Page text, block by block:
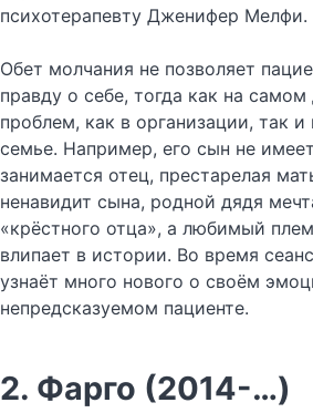
психотерапевту Дженифер Мелфи.
Обет молчания не позволяет
правду о себе, тогда как на
проблем, как в организации, так и
семье. Например, его сын не
занимается отец, престарелая
ненавидит сына, родной дядя
«крёстного отца», а любимый
влипает в истории. Во время
узнаёт много нового о своём
непредсказуемом пациенте.
2. Фарго (2014-…)